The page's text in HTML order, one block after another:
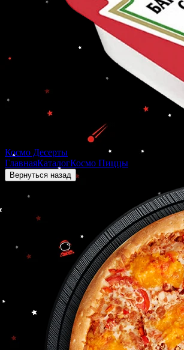
Космо Десерты
ГлавнаяКаталогКосмо Пиццы
Вернуться назад